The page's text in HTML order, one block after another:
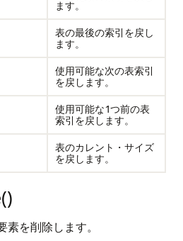
ます。
表の最後の索引を戻し
ます。
使用可能な次の表索引
を戻します。
使用可能な1つ前の表
索引を戻します。
表のカレント・サイズ
を戻します。
を削除します。